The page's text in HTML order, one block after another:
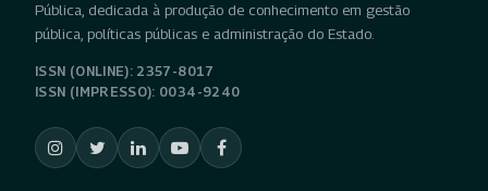
Pública, dedicada à produção de conhecimento em gestão
pública, políticas públicas e administração do Estado.
ISSN (ONLINE): 2357-8017
ISSN (IMPRESSO): 0034-9240